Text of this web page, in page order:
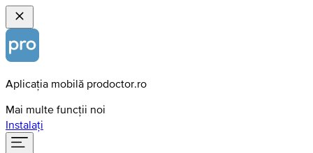
Aplicația mobilă prodoctor.ro
Mai multe funcții noi
Instalați